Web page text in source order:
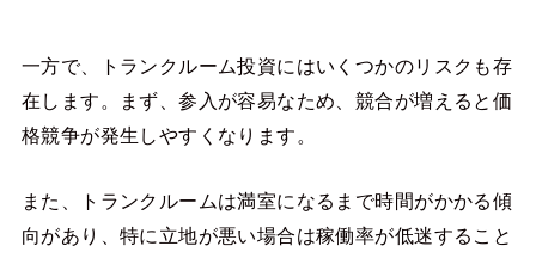
一方で、トランクルーム投資にはいくつかのリスクも存
在します。まず、参入が容易なため、競合が増えると価
格競争が発生しやすくなります。
また、トランクルームは満室になるまで時間がかかる傾
向があり、特に立地が悪い場合は稼働率が低迷すること